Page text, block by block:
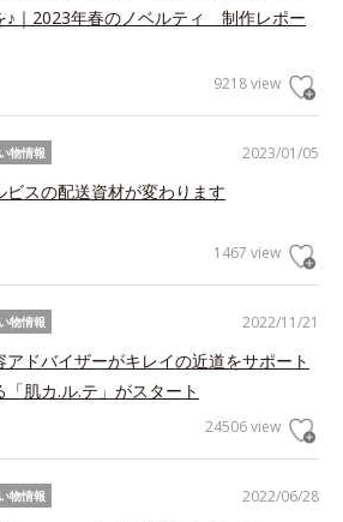
♪｜2023年春のノベルティ 制作レポー
9218 view
2023/01/05
物情報
ビスの配送資材が変わります
1467 view
2022/11/21
物情報
アドバイザーがキレイの近道をサポート
「肌カ.ル.テ」がスタート
24506 view
2022/06/28
物情報